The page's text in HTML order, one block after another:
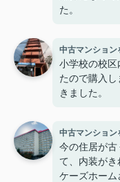
た。
中古マンショ
小学校の校区
たので購入
きました。
中古マンション
今の住居が古
て、内装がき
ケーズホーム